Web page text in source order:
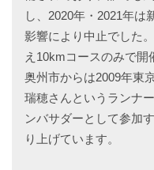
し、2020年・2021年は
影響により中止でした
え10kmコースのみで開
奥州市からは2009年東
瑞穂さんというランナ
ンバサダーとして参加
り上げています。